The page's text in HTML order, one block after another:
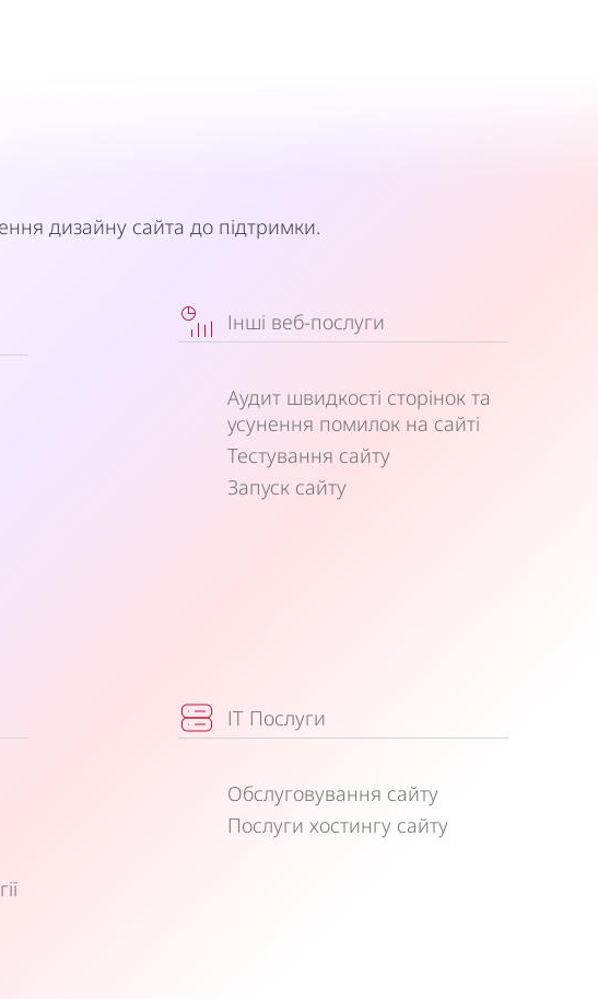
дизайну сайта до підтримки.
Інші веб-послуги
Аудит швидкості сторінок та
усунення помилок на сайті
Тестування сайту
Запуск сайту
ІТ Послуги
Обслуговування сайту
Послуги хостингу сайту